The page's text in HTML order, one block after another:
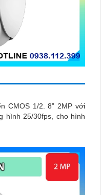
CMOS 1/2. 8” 2MP với
hình 25/30fps, cho hình